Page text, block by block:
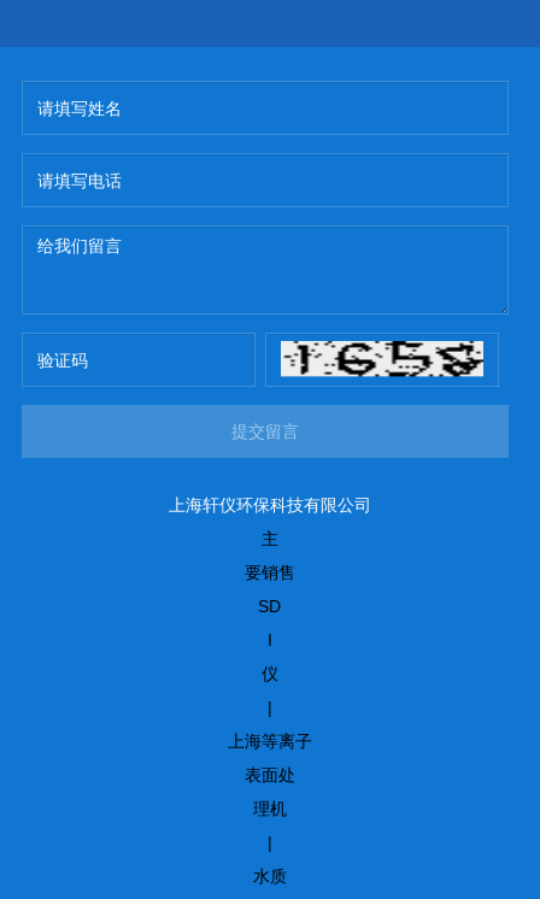
提交留言
上海轩仪环保科技有限公司
主
要销售
SD
I
仪
|
上海等离子
表面处
理机
|
水质